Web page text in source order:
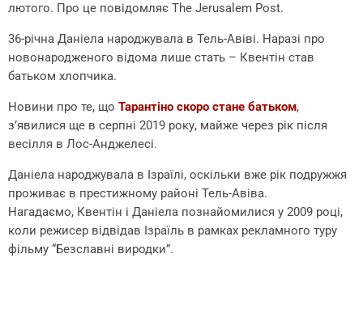
лютого. Про це повідомляє The Jerusalem Post.
36-річна Даніела народжувала в Тель-Авіві. Наразі про
новонародженого відома лише стать – Квентін став
батьком хлопчика.
Новини про те, що Тарантіно скоро стане батьком,
з’явилися ще в серпні 2019 року, майже через рік після
весілля в Лос-Анджелесі.
Даніела народжувала в Ізраїлі, оскільки вже рік подружжя
проживає в престижному районі Тель-Авіва.
Нагадаємо, Квентін і Даніела познайомилися у 2009 році,
коли режисер відвідав Ізраїль в рамках рекламного туру
фільму “Безславні виродки”.